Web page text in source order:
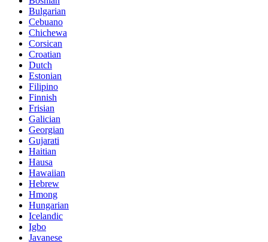
Bulgarian
Cebuano
Chichewa
Corsican
Croatian
Dutch
Estonian
Filipino
Finnish
Frisian
Galician
Georgian
Gujarati
Haitian
Hausa
Hawaiian
Hebrew
Hmong
Hungarian
Icelandic
Igbo
Javanese